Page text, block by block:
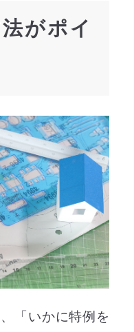
がポイ
「いかに特例を